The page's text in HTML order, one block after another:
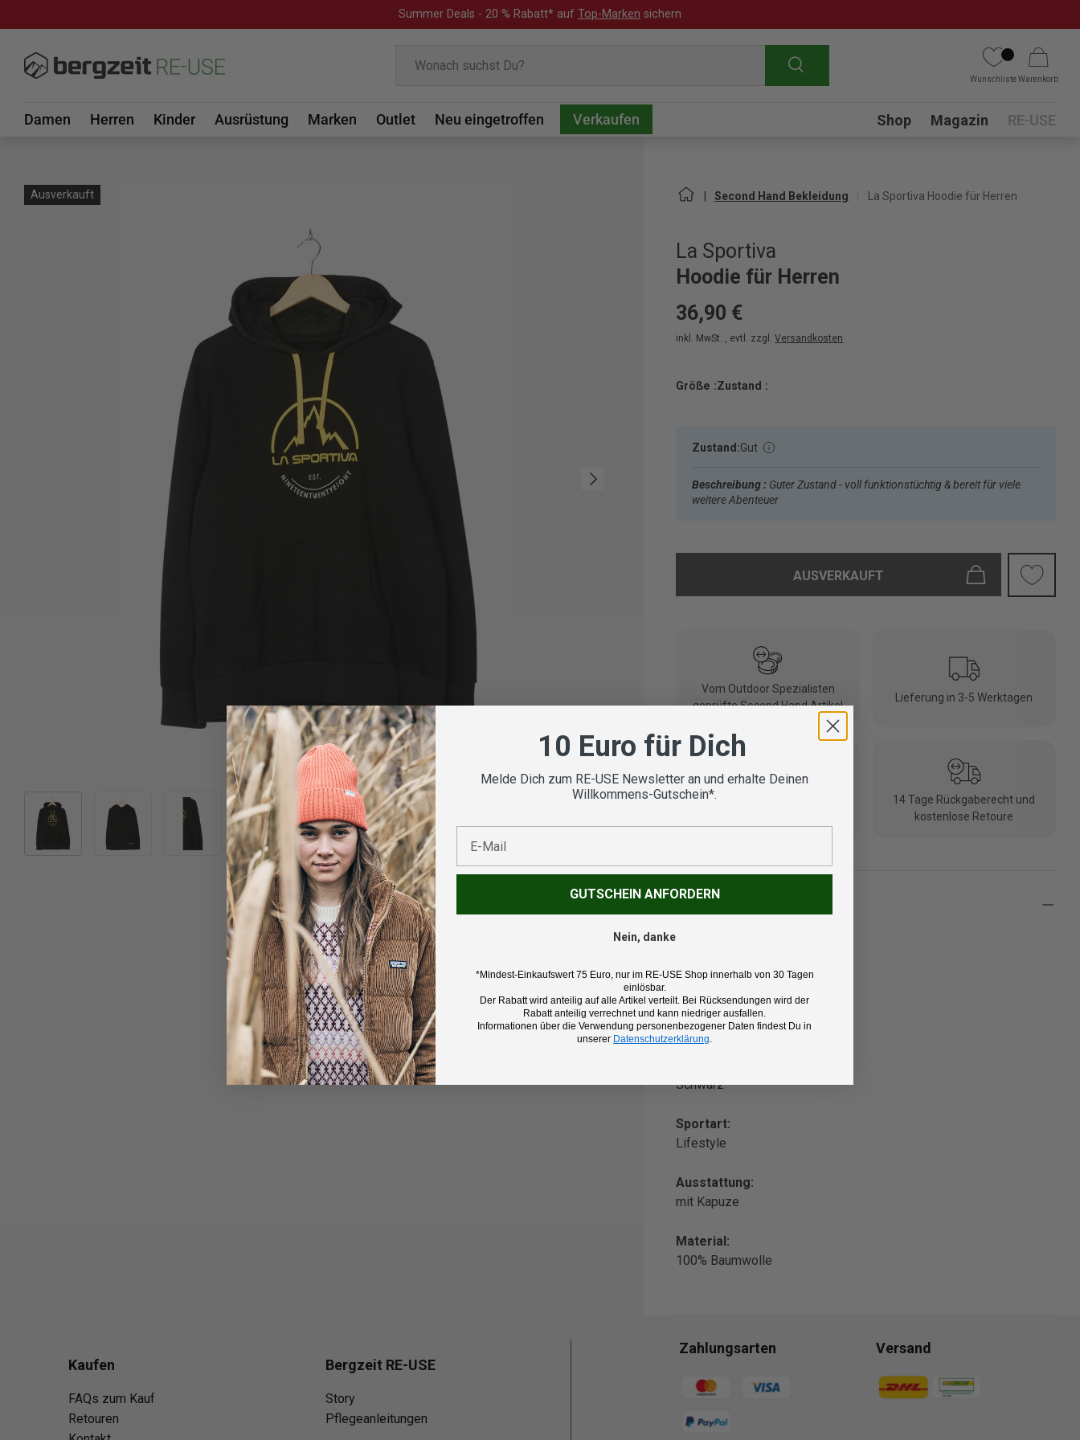
Summer Deals - 20 % Rabatt* auf Top-Marken sichern
Suchen
WunschlisteWarenkorb
Damen Herren Kinder Ausrüstung Marken Outlet Neu eingetroffen Verkaufen Submenu
Shop Magazin RE-USE
Ausverkauft
Nächste
Bild 2 in Galerieansicht laden
Bild 3 in Galerieansicht laden
Second Hand Bekleidung La Sportiva Hoodie für Herren
La Sportiva
Hoodie für Herren
36,90 €
inkl. MwSt. , evtl. zzgl.Versandkosten
Größe :Zustand :
Zustand:Gut
Beschreibung : Guter Zustand - voll funktionstüchtig & bereit für viele
weitere Abenteuer
AUSVERKAUFT
Vom Outdoor Spezialisten
geprüfte Second Hand Artikel
Lieferung in 3-5 Werktagen
Kostenlose Lieferung ab 100 €
14 Tage Rückgaberecht und
kostenlose Retoure
La Sportiva
Produkt:
Hoodie für Herren
Schwarz
Sportart:
Lifestyle
Ausstattung:
mit Kapuze
Material:
100% Baumwolle
Kaufen
FAQs zum Kauf
Retouren
Bergzeit RE-USE
Story
Pflegeanleitungen
Zahlungsarten
Zahlungsmethoden
Versand
Zahlungsmethoden
10 Euro für Dich
Melde Dich zum RE-USE Newsletter an und erhalte Deinen
Willkommens-Gutschein*.
GUTSCHEIN ANFORDERN
Nein, danke
*Mindest-Einkaufswert 75 Euro, nur im RE-USE Shop innerhalb von 30 Tagen
einlösbar.
Der Rabatt wird anteilig auf alle Artikel verteilt. Bei Rücksendungen wird der
Rabatt anteilig verrechnet und kann niedriger ausfallen.
Informationen über die Verwendung personenbezogener Daten findest Du in
unserer Datenschutzerklärung.